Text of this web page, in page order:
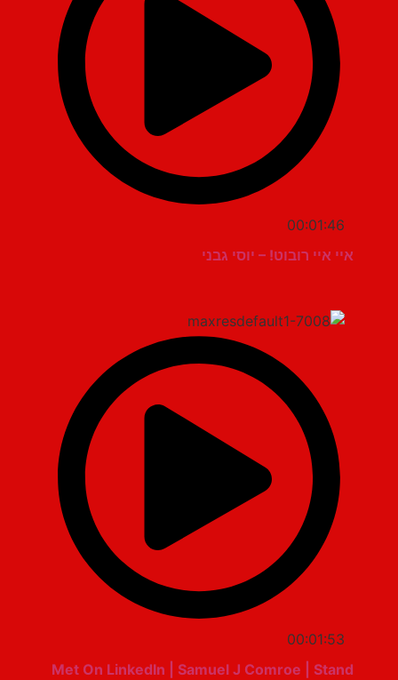
00:01:46
איי איי רובוט! – יוסי גבני
00:01:53
Met On LinkedIn | Samuel J Comroe | Stand